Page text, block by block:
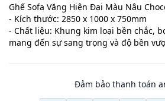
Ghế Sofa Văng Hiện Đại Màu Nâu
- Kích thước: 2850 x 1000 x 750mm
- Chất liệu: Khung kim loại bền chắc,
mang đến sự sang trọng và độ bền
Đảm bảo thanh toán